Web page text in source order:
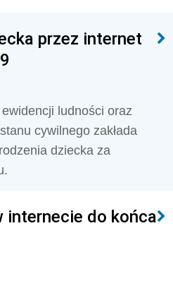
przez internet
ludności oraz
cywilnego zakłada
dziecka za
internecie do końca